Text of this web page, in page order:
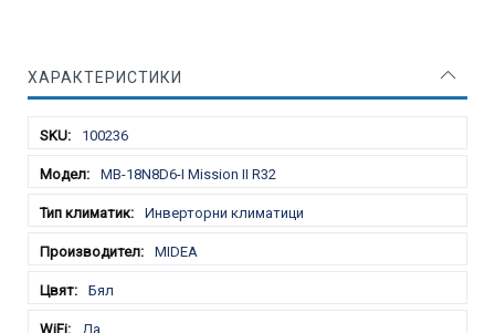
ХАРАКТЕРИСТИКИ
100236
MB-18N8D6-I Mission II R32
Инверторни климатици
MIDEA
Бял
Да